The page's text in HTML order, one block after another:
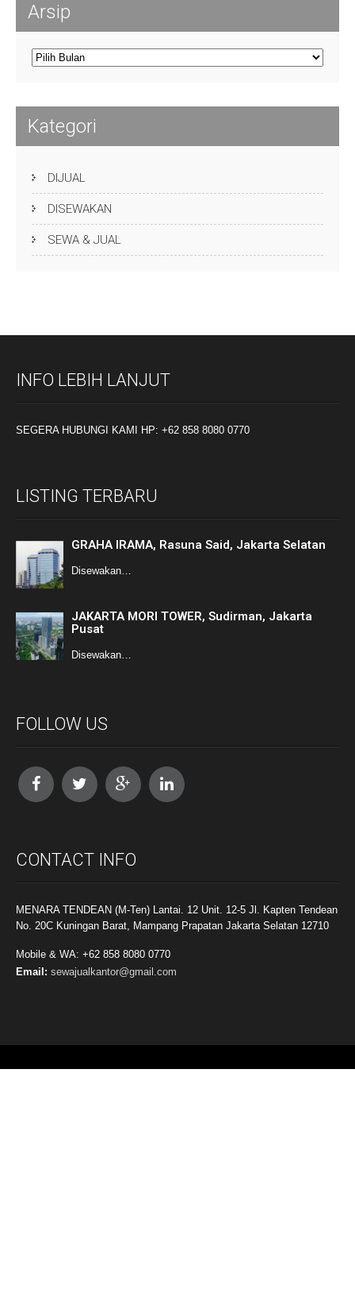
Arsip
Arsip
Kategori
DIJUAL
DISEWAKAN
SEWA & JUAL
INFO LEBIH LANJUT
SEGERA HUBUNGI KAMI HP: +62 858 8080 0770
LISTING TERBARU
GRAHA IRAMA, Rasuna Said, Jakarta Selatan
Disewakan…
JAKARTA MORI TOWER, Sudirman, Jakarta
Pusat
Disewakan…
FOLLOW US
CONTACT INFO
MENARA TENDEAN (M-Ten) Lantai. 12 Unit. 12-5 Jl. Kapten Tendean
No. 20C Kuningan Barat, Mampang Prapatan Jakarta Selatan 12710
Mobile & WA: +62 858 8080 0770
Email: sewajualkantor@gmail.com